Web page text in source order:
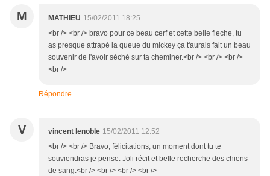
M MATHIEU 15/02/2011 18:25
<br /> <br /> bravo pour ce beau cerf et cette belle fleche, tu
as presque attrapé la queue du mickey ça t'aurais fait un beau
souvenir de l'avoir séché sur ta cheminer.<br /> <br /> <br />
<br />
Répondre
V vincent lenoble 15/02/2011 12:52
<br /> <br /> Bravo, félicitations, un moment dont tu te
souviendras je pense. Joli récit et belle recherche des chiens
de sang.<br /> <br /> <br /> <br />